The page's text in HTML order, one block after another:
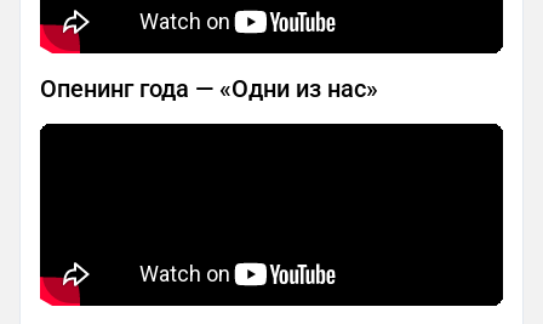
Опенинг года — «Одни из нас»